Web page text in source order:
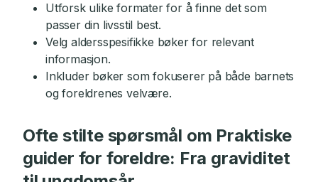
Utforsk ulike formater for å finne det som
passer din livsstil best.
Velg aldersspesifikke bøker for relevant
informasjon.
Inkluder bøker som fokuserer på både barnets
og foreldrenes velvære.
Ofte stilte spørsmål om Praktiske
guider for foreldre: Fra graviditet